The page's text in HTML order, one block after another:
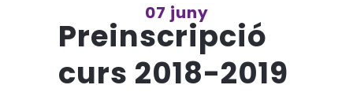
07 juny
Preinscripció
curs 2018-2019